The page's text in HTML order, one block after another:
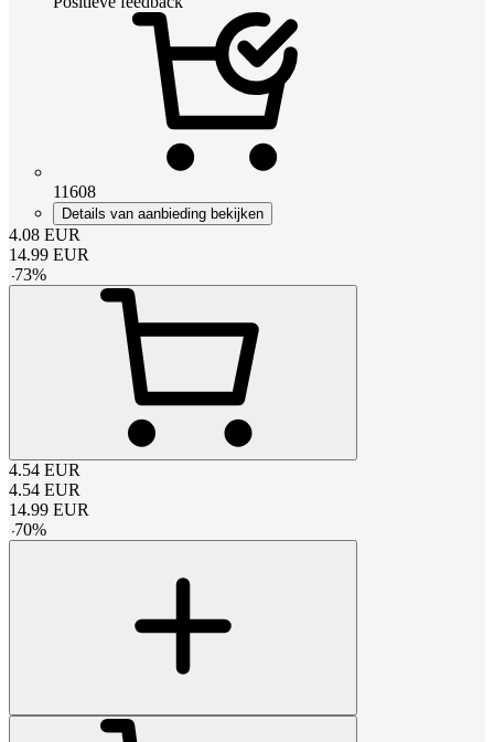
11608
Details van aanbieding bekijken
4.08 EUR
14.99 EUR
-73%
4.54 EUR
4.54 EUR
14.99 EUR
-70%